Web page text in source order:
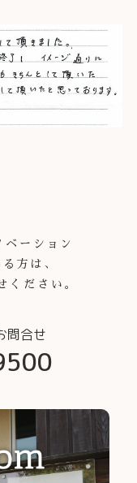
ベーション
方は、
ください。